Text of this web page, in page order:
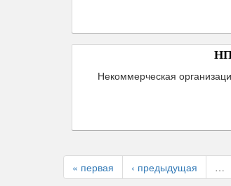
Некоммерческая
« первая ‹ предыдущая …